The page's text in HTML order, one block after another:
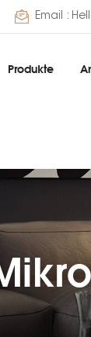
Email :
Produkte